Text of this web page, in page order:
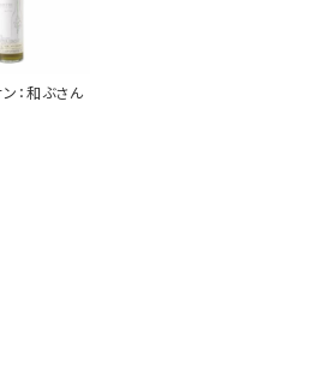
：和ぶさん